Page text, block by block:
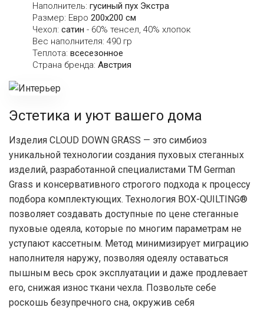
Наполнитель: гусиный пух Экстра
Размер: Евро 200х200 см
Чехол: сатин - 60% тенсел, 40% хлопок
Вес наполнителя: 490 гр
Теплота: всесезонное
Страна бренда: Австрия
Эстетика и уют вашего дома
Изделия CLOUD DOWN GRASS — это симбиоз
уникальной технологии создания пуховых стеганных
изделий, разработанной специалистами ТМ German
Grass и консервативного строгого подхода к процессу
подбора комплектующих. Технология BOX-QUILTING®
позволяет создавать доступные по цене стеганные
пуховые одеяла, которые по многим параметрам не
уступают кассетным. Метод минимизирует миграцию
наполнителя наружу, позволяя одеялу оставаться
пышным весь срок эксплуатации и даже продлевает
его, снижая износ ткани чехла. Позвольте себе
роскошь безупречного сна, окружив себя